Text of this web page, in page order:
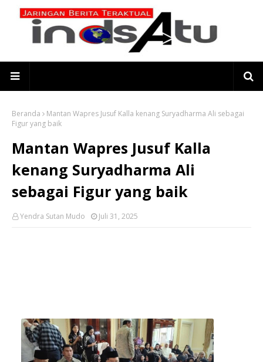
Beranda
Mantan Wapres Jusuf Kalla kenang Suryadharma Ali sebagai
Figur yang baik
Mantan Wapres Jusuf Kalla
kenang Suryadharma Ali
sebagai Figur yang baik
Yendra Sutan Mudo Juli 31, 2025